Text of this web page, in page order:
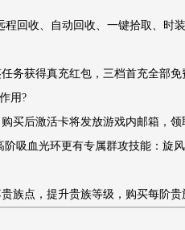
程回收、自动回收、一键拾取、时
务获得真充红包，三档首充全部
用?
买后激活卡将发放游戏内邮箱，
吸血光环更有专属群攻技能：旋
族点，提升贵族等级，购买每阶